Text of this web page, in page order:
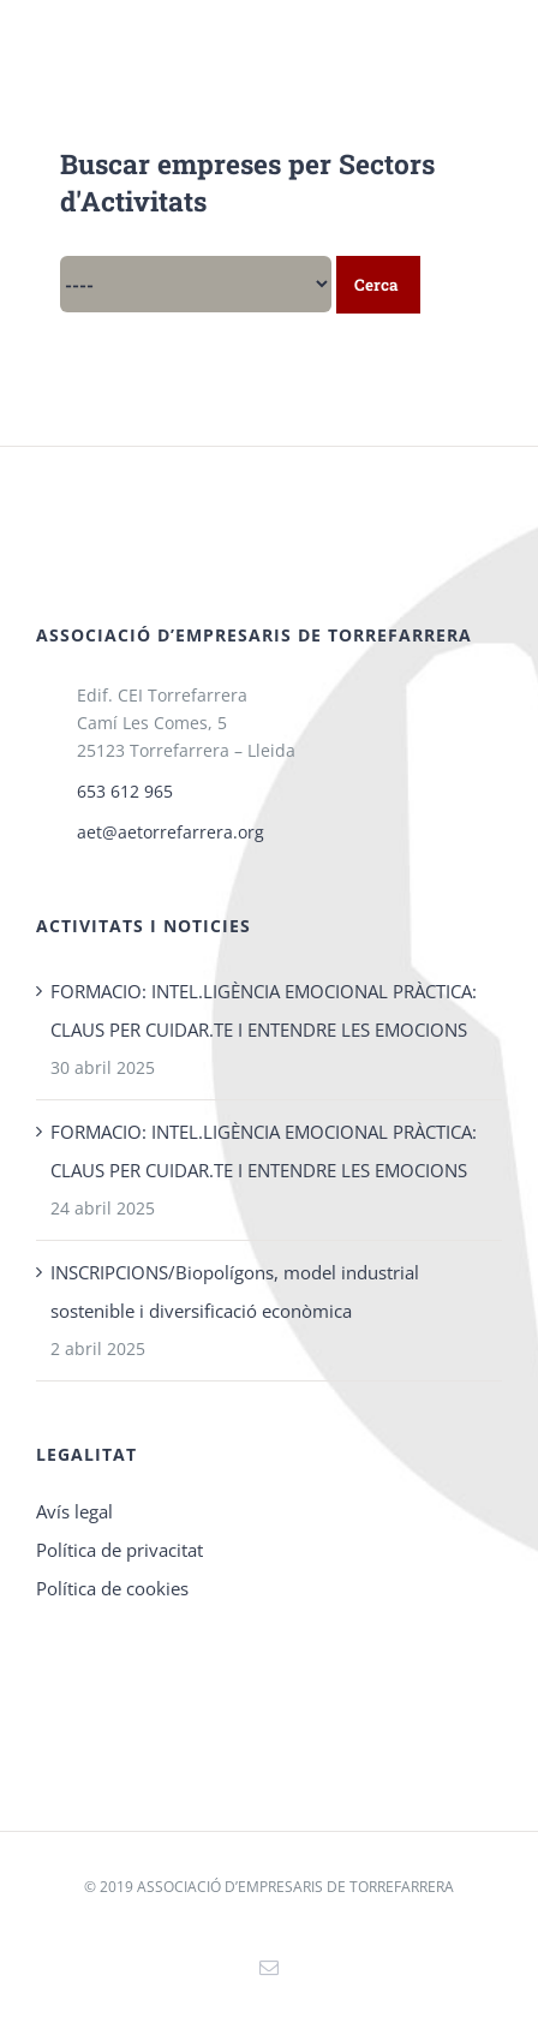
Buscar empreses per Sectors
d'Activitats
ASSOCIACIÓ D’EMPRESARIS DE TORREFARRERA
Edif. CEI Torrefarrera
Camí Les Comes, 5
25123 Torrefarrera – Lleida
653 612 965
aet@aetorrefarrera.org
ACTIVITATS I NOTICIES
FORMACIO: INTEL.LIGÈNCIA EMOCIONAL PRÀCTICA:
CLAUS PER CUIDAR.TE I ENTENDRE LES EMOCIONS
30 abril 2025
FORMACIO: INTEL.LIGÈNCIA EMOCIONAL PRÀCTICA:
CLAUS PER CUIDAR.TE I ENTENDRE LES EMOCIONS
24 abril 2025
INSCRIPCIONS/Biopolígons, model industrial
sostenible i diversificació econòmica
2 abril 2025
LEGALITAT
Avís legal
Política de privacitat
Política de cookies
© 2019 ASSOCIACIÓ D’EMPRESARIS DE TORREFARRERA
Email